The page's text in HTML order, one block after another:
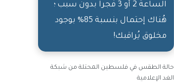
الساعة 2 أو 3 فجراً بدون سبب ؛
هُناك إحتمال بنسبة 85% بوجود
مخلوق يُراقبك!
حالة الطقس في فلسطين المحتلة من شبكة
الغد الإعلامية